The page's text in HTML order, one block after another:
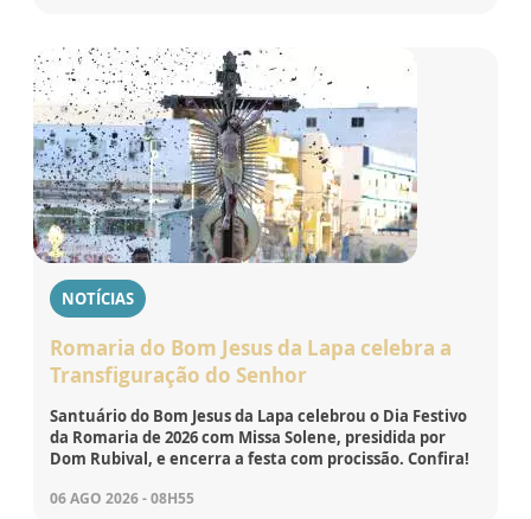
NOTÍCIAS
Romaria do Bom Jesus da Lapa celebra a
Transfiguração do Senhor
Santuário do Bom Jesus da Lapa celebrou o Dia Festivo
da Romaria de 2026 com Missa Solene, presidida por
Dom Rubival, e encerra a festa com procissão. Confira!
06 AGO 2026 - 08H55